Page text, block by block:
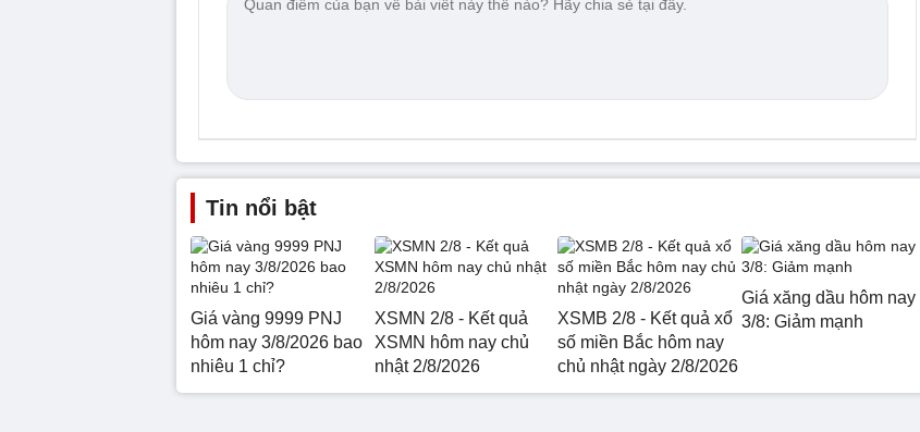
Tin nổi bật
Giá vàng 9999 PNJ
hôm nay 3/8/2026 bao
nhiêu 1 chỉ?
XSMN 2/8 - Kết quả
XSMN hôm nay chủ
nhật 2/8/2026
XSMB 2/8 - Kết quả xổ
số miền Bắc hôm nay
chủ nhật ngày 2/8/2026
Giá xăng dầu hôm nay
3/8: Giảm mạnh